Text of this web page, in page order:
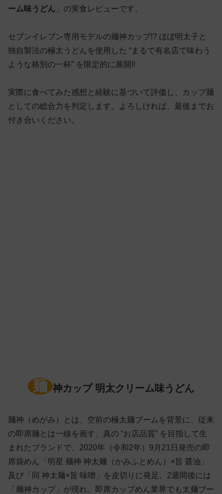
ーム味うどん 」の実食レビューです。
セブンイレブン専用モデルの麺神カップ!? ほぼ明太子と
独自製法の極太うどんを使用した “まるで有名店で味わう
ような格別の一杯” を限定的に展開!!
実際に食べてみた感想と経験に基づいて評価し、カップ麺
としての総合力を判定します。よろしければ、最後までお
付き合いください。
麺 神カップ 明太クリーム味うどん
麺神（めがみ）とは、空前の極太麺ブームを背景に、従来
の即席麺とは一線を画す、真の “お店品質” を目指して生
まれたブランドで、2020年（令和2年）9月21日発売の即
席袋めん「明星 麺神 神太麺（かみふとめん）×旨 醤油」
及び「同 神太麺×旨 味噌」を皮切りに発足。2週間後には
「麺神カップ」が現れ、即席カップめん業界でも太麺ブー